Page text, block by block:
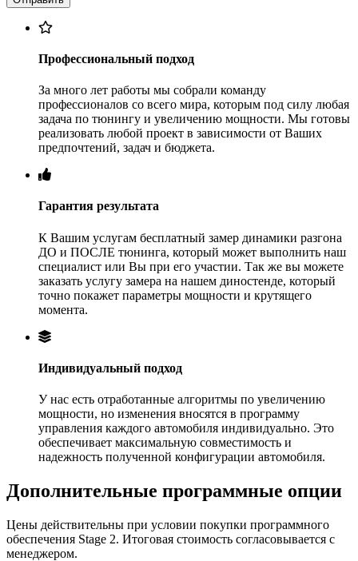
Профессиональный подход
За много лет работы мы собрали команду
профессионалов со всего мира, которым под силу любая
задача по тюнингу и увеличению мощности. Мы готовы
реализовать любой проект в зависимости от Ваших
предпочтений, задач и бюджета.
Гарантия результата
К Вашим услугам бесплатный замер динамики разгона
ДО и ПОСЛЕ тюнинга, который может выполнить наш
специалист или Вы при его участии. Так же вы можете
заказать услугу замера на нашем диностенде, который
точно покажет параметры мощности и крутящего
момента.
Индивидуальный подход
У нас есть отработанные алгоритмы по увеличению
мощности, но изменения вносятся в программу
управления каждого автомобиля индивидуально. Это
обеспечивает максимальную совместимость и
надежность полученной конфигурации автомобиля.
Дополнительные программные опции
Цены действительны при условии покупки программного
обеспечения Stage 2. Итоговая стоимость согласовывается с
менеджером.